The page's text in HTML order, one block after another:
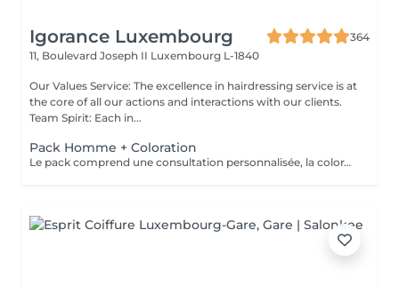
Igorance Luxembourg
364
11, Boulevard Joseph II Luxembourg L-1840
Our Values Service: The excellence in hairdressing service is at
the core of all our actions and interactions with our clients.
Team Spirit: Each in...
Pack Homme + Coloration
Le pack comprend une consultation personnalisée, la coloration avec les produits LOREAL PROFESSIONNEL , shampooing et conditionneur spécifiques REDKEN , la coupe IGORANCE ( finitions sur cheveux secs) , les produits de styling REDKEN * Tarifs à titre indicatifs à confirmer après la consultation personnalisée établit auprès de votre coiffeur/stylist/spécialiste * La direction se réserve le droit d’apporter des modifications pour le bon fonctionnement du salon